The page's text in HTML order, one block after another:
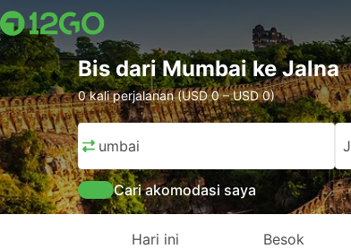
Bis dari Mumbai ke Jalna
0 kali perjalanan (USD 0 – USD 0)
Mumbai
Cari akomodasi saya
Hari ini Besok